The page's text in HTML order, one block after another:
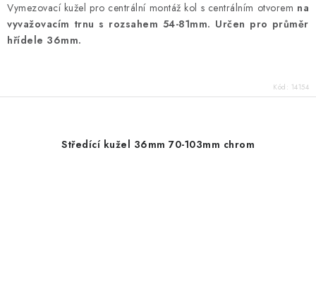
Vymezovací kužel pro centrální montáž kol s centrálním otvorem na
vyvažovacím trnu s rozsahem 54-81mm. Určen pro průměr
hřídele 36mm.
Kód: 14154
Středící kužel 36mm 70-103mm chrom